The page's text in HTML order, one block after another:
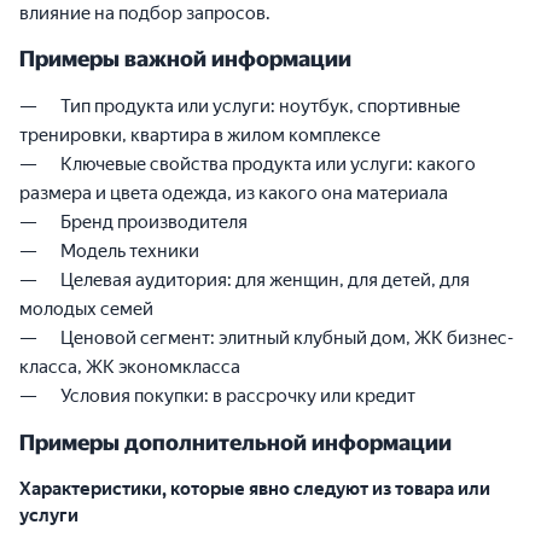
влияние на подбор запросов.
Примеры важной информации
Тип продукта или услуги: ноутбук, спортивные
тренировки, квартира в жилом комплексе
Ключевые свойства продукта или услуги: какого
размера и цвета одежда, из какого она материала
Бренд производителя
Модель техники
Целевая аудитория: для женщин, для детей, для
молодых семей
Ценовой сегмент: элитный клубный дом, ЖК бизнес-
класса, ЖК экономкласса
Условия покупки: в рассрочку или кредит
Примеры дополнительной информации
Характеристики, которые явно следуют из товара или
услуги